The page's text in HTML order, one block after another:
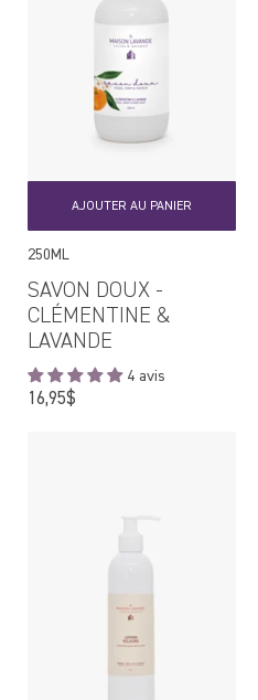
AJOUTER AU PANIER
250ML
SAVON DOUX -
CLÉMENTINE &
LAVANDE
4 avis
16,95$Prix